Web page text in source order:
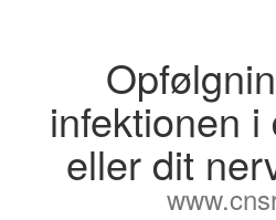
infektionen
eller dit